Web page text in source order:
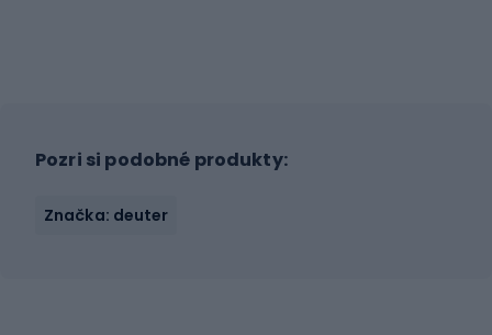
Pozri si podobné produkty:
Značka: deuter